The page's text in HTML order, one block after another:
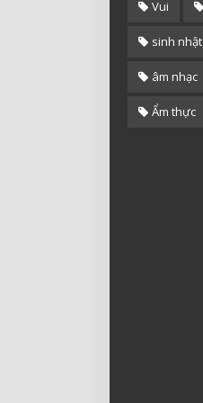
Vui
sinh nhật
âm nhạc
Ẩm thực